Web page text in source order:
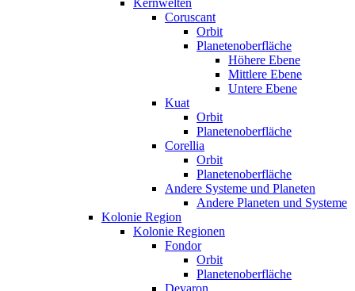
Coruscant
Orbit
Planetenoberfläche
Höhere Ebene
Mittlere Ebene
Untere Ebene
Kuat
Orbit
Planetenoberfläche
Corellia
Orbit
Planetenoberfläche
Andere Systeme und Planeten
Andere Planeten und Systeme
Kolonie Region
Kolonie Regionen
Fondor
Orbit
Planetenoberfläche
Devaron